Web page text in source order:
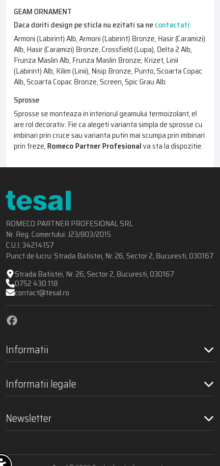
GEAM ORNAMENT
Daca doriti design pe sticla nu ezitati sa necontactati:
Armoni (Labirint) Alb, Armoni (Labirint) Bronze, Hasir (Caramizi)
Alb, Hasir (Caramizi) Bronze, Crossfield (Lupa), Delta 2 Alb,
Frunza Maslin Alb, Frunza Maslin Bronze, Krizet, Linii
(Labirint) Alb, Kilim (Linii), Nisip Bronze, Punto, Scoarta Copac
Alb, Scoarta Copac Bronze, Screen, Spic Grau Alb
Sprosse
Sprosse se monteaza in interiorul geamului termoizolant, el
are rol decorativ. Fie ca alegeti varianta simpla de sprosse cu
imbinari prin cruce sau varianta putin mai scumpa prin imbinari
prin freze, Romeco Partner Profesionalva sta la dispozitie.
ROMECO PARTNER PROFESIONAL SRL
Nr. Reg. Comertului: J23/803/2015
C.U.I: 34214157
Punct de lucru: Strada Batistei, Nr. 26, Sector 2, Bucuresti, 030167
Strada Batistei, Nr. 26, Sector 2, Bucuresti, 030167
0752 430 118
contact@tesal.ro
Informatii
Informatii legale
Newsletter